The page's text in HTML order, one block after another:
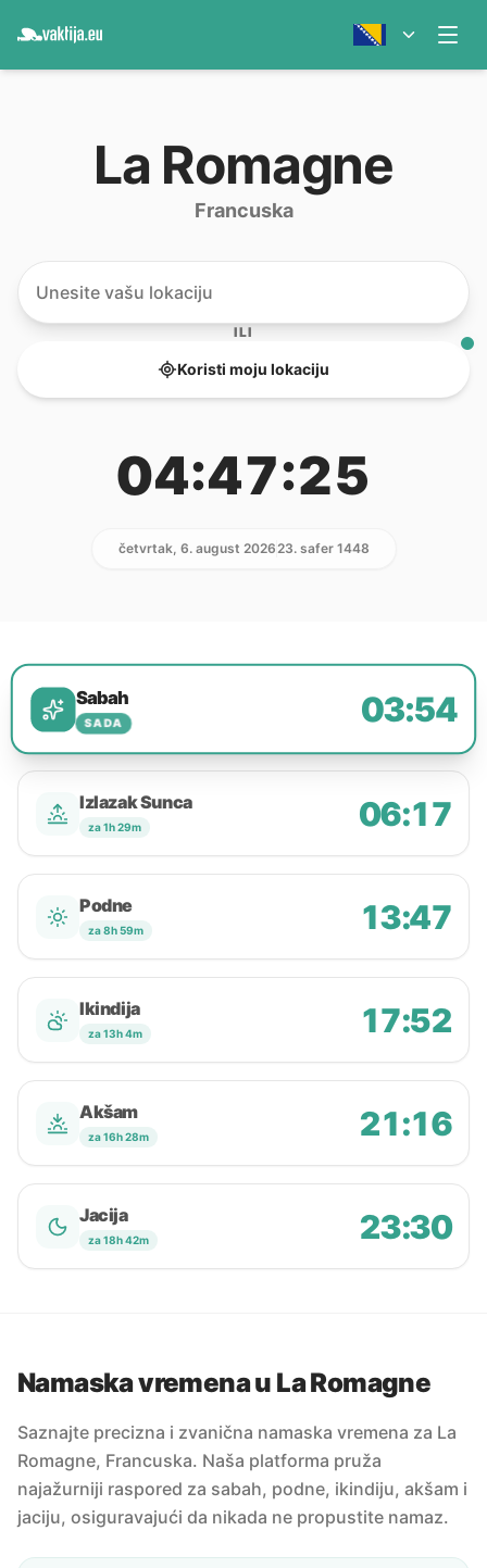
La Romagne
Francuska
ILI
Koristi moju lokaciju
04:47:25
četvrtak, 6. august 202623. safer 1448
Sabah
SADA 03:54
Izlazak Sunca
za 1h 29m 06:17
Podne
za 8h 59m 13:47
Ikindija
za 13h 4m 17:52
Akšam
za 16h 28m 21:16
Jacija
za 18h 42m 23:30
Namaska vremena u La Romagne
Saznajte precizna i zvanična namaska vremena za La
Romagne, Francuska. Naša platforma pruža
najažurniji raspored za sabah, podne, ikindiju, akšam i
jaciju, osiguravajući da nikada ne propustite namaz.